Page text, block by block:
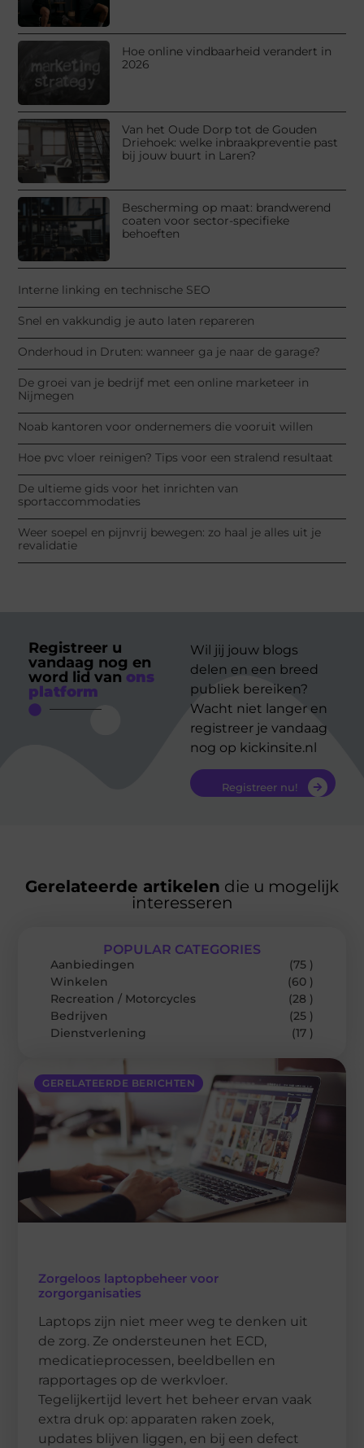
Hoe online vindbaarheid verandert in
2026
Van het Oude Dorp tot de Gouden
Driehoek: welke inbraakpreventie past
bij jouw buurt in Laren?
Bescherming op maat: brandwerend
coaten voor sector-specifieke
behoeften
Interne linking en technische SEO
Snel en vakkundig je auto laten repareren
Onderhoud in Druten: wanneer ga je naar de garage?
De groei van je bedrijf met een online marketeer in
Nijmegen
Noab kantoren voor ondernemers die vooruit willen
Hoe pvc vloer reinigen? Tips voor een stralend resultaat
De ultieme gids voor het inrichten van
sportaccommodaties
Weer soepel en pijnvrij bewegen: zo haal je alles uit je
revalidatie
Registreer u
vandaag nog en
word lid van ons
platform
Wil jij jouw blogs
delen en een breed
publiek bereiken?
Wacht niet langer en
registreer je vandaag
nog op kickinsite.nl
Registreer nu!
Gerelateerde artikelen die u mogelijk
interesseren
GERELATEERDE BERICHTEN
Zorgeloos laptopbeheer voor
zorgorganisaties
Laptops zijn niet meer weg te denken uit
de zorg. Ze ondersteunen het ECD,
medicatieprocessen, beeldbellen en
rapportages op de werkvloer.
Tegelijkertijd levert het beheer ervan vaak
extra druk op: apparaten raken zoek,
updates blijven liggen, en bij een defect
POPULAR CATEGORIES
Aanbiedingen
(75 )
Winkelen
(60 )
Recreation / Motorcycles
(28 )
Bedrijven
(25 )
Dienstverlening
(17 )